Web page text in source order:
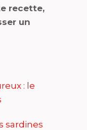
recette,
un
: le
sardines